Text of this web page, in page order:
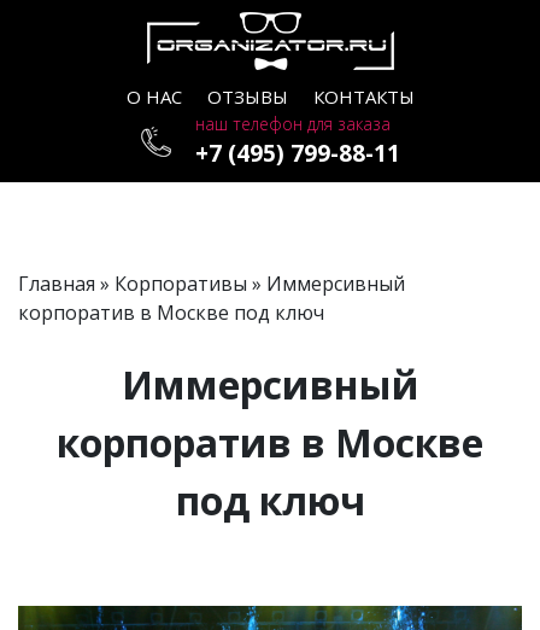
О НАС ОТЗЫВЫ КОНТАКТЫ
наш телефон для заказа
+7 (495) 799-88-11
Главная » Корпоративы » Иммерсивный
корпоратив в Москве под ключ
Иммерсивный
корпоратив в Москве
под ключ